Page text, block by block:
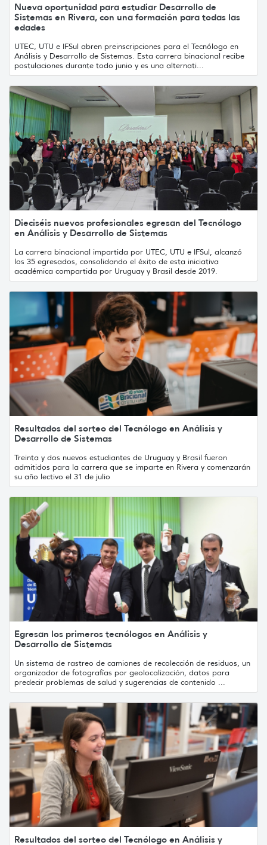
Nueva oportunidad para estudiar Desarrollo de
Sistemas en Rivera, con una formación para todas las
edades
UTEC, UTU e IFSul abren preinscripciones para el Tecnólogo en
Análisis y Desarrollo de Sistemas. Esta carrera binacional recibe
postulaciones durante todo junio y es una alternati...
Dieciséis nuevos profesionales egresan del Tecnólogo
en Análisis y Desarrollo de Sistemas
La carrera binacional impartida por UTEC, UTU e IFSul, alcanzó
los 35 egresados, consolidando el éxito de esta iniciativa
académica compartida por Uruguay y Brasil desde 2019.
Resultados del sorteo del Tecnólogo en Análisis y
Desarrollo de Sistemas
Treinta y dos nuevos estudiantes de Uruguay y Brasil fueron
admitidos para la carrera que se imparte en Rivera y comenzarán
su año lectivo el 31 de julio
Egresan los primeros tecnólogos en Análisis y
Desarrollo de Sistemas
Un sistema de rastreo de camiones de recolección de residuos, un
organizador de fotografías por geolocalización, datos para
predecir problemas de salud y sugerencias de contenido ...
Resultados del sorteo del Tecnólogo en Análisis y